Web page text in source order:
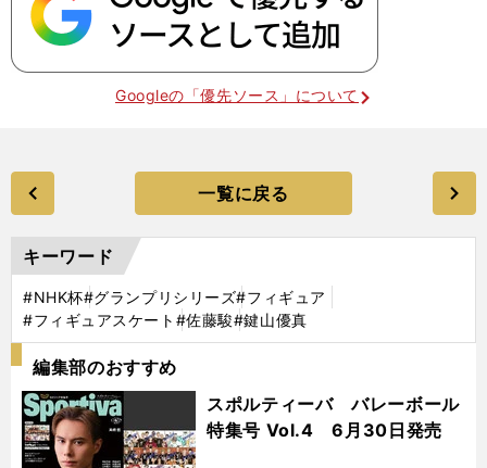
Googleの「優先ソース」について
一覧に戻る
キーワード
#NHK杯#グランプリシリーズ#フィギュア
#フィギュアスケート #佐藤駿#鍵山優真
編集部のおすすめ
スポルティーバ バレーボール
特集号 Vol.4 6月30日発売